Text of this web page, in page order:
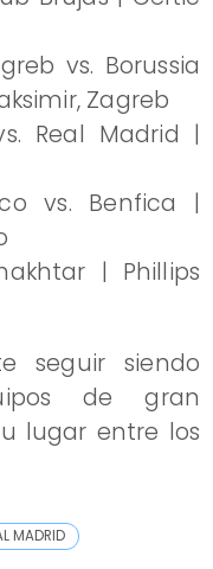
vs. Borussia
Zagreb
Real Madrid |
vs. Benfica |
| Phillips
seguir siendo
de gran
lugar entre los
MADRID